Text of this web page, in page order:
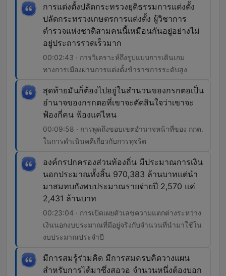
การแต่งตั้งปลัดกระทรวงยุติธรรมการแต่งตั้ง
ปลัดกระทรวงเกษตรการแต่งตั้ง ผู้วิชาการ
ตำรวจแห่งชาติสามคนนี้เหมือนกันอยู่อย่างไม่
อยู่ประถารรวดเร็วมาก
00:02:43 · การวิเคราะห์ถึงรูปแบบการเดินเกม
ทางการเมืองผ่านการแต่งตั้งข้าราชการระดับสูง
สุดท้ายมันก็ต้องไปอยู่ในสำนวนของกรกตอเป็น
อำนาจของกรกตอที่เขาจะตัดสินใจว่าเขาจะ
ฟ้องกี่คน ฟ้องแค่ไหน
00:09:58 · การพูดถึงขอบเขตอำนาจหน้าที่ของ กกต.
ในการดำเนินคดีเกี่ยวกับการทุจริต
องค์กรปกครองส่วนท้องถิ่น มีประมาณการเงิน
นอกประมาณทั้งสิ้น 970,383 ล้านบาทแต่นำ
มาสมทบกังพบประมาณรายจ่ายปี 2,570 แค่
2,431 ล้านบาท
00:23:04 · การเปิดเผยตัวเลขความแตกต่างระหว่าง
เงินนอกงบประมาณที่มีอยู่จริงกับจำนวนที่นำมาใช้ใน
งบประมาณประจำปี
มีการสมรู้ร่วมคิด มีการสมครบคิดวางแผน
สำหรับการได้มาซึ่งสอวอ จำนวนหนึ่งต้องบอก